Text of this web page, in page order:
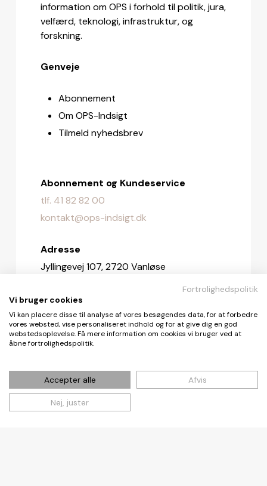
information om OPS i forhold til politik, jura,
velfærd, teknologi, infrastruktur, og
forskning.
Genveje
Abonnement
Om OPS-Indsigt
Tilmeld nyhedsbrev
Abonnement og Kundeservice
tlf. 41 82 82 00
kontakt@ops-indsigt.dk
Adresse
Jyllingevej 107, 2720 Vanløse
Redaktionen
redaktionen@ops-indsigt.dk
© De Fire Vinde ApS 2026
Fortrolighedspolitik
Vi bruger cookies
Vi kan placere disse til analyse af vores besøgendes data, for at forbedre
vores websted, vise personaliseret indhold og for at give dig en god
webstedsoplevelse. Få mere information om cookies vi bruger ved at
åbne fortrolighedspolitik.
Accepter alle Afvis
Nej, juster